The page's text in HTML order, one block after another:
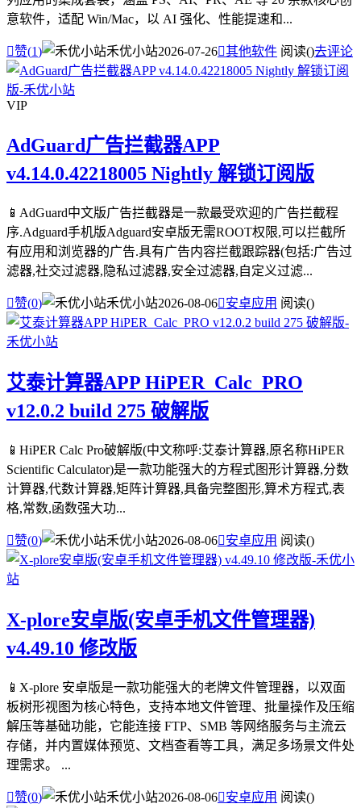
意软件，适配 Win/Mac，以 AI 强化、性能提速和...
赞(1) 禾优小站2026-07-26其他软件 阅读()去评论
VIP
AdGuard广告拦截器APP
v4.14.0.42218005 Nightly 解锁订阅版
📱AdGuard中文版广告拦截器是一款最受欢迎的广告拦截程
序.Adguard手机版Adguard安卓版无需ROOT权限,可以拦截所
有应用和浏览器的广告.具有广告内容拦截跟踪器(包括:广告过
滤器,社交过滤器,隐私过滤器,安全过滤器,自定义过滤...
赞(0) 禾优小站2026-08-06安卓应用 阅读()
艾泰计算器APP HiPER_Calc_PRO
v12.0.2 build 275 破解版
📱HiPER Calc Pro破解版(中文称呼:艾泰计算器,原名称HiPER
Scientific Calculator)是一款功能强大的方程式图形计算器,分数
计算器,代数计算器,矩阵计算器,具备完整图形,算术方程式,表
格,常数,函数强大功...
赞(0) 禾优小站2026-08-06安卓应用 阅读()
X-plore安卓版(安卓手机文件管理器)
v4.49.10 修改版
📱X-plore 安卓版是一款功能强大的老牌文件管理器，以双面
板树形视图为核心特色，支持本地文件管理、批量操作及压缩
解压等基础功能，它能连接 FTP、SMB 等网络服务与主流云
存储，并内置媒体预览、文档查看等工具，满足多场景文件处
理需求。 ...
赞(0) 禾优小站2026-08-06安卓应用 阅读()